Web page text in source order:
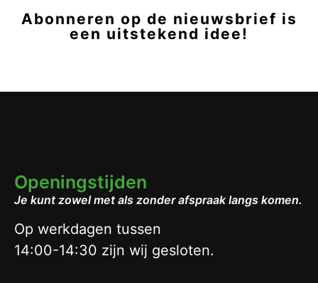
Abonneren op de nieuwsbrief is
een uitstekend idee!
Openingstijden
Je kunt zowel met als zonder afspraak langs komen.
Op werkdagen tussen
14:00-14:30 zijn wij gesloten.